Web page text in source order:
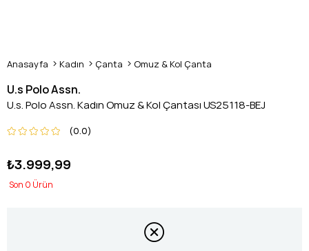
Anasayfa Kadın Çanta Omuz & Kol Çanta
U.s Polo Assn.
U.s. Polo Assn. Kadın Omuz & Kol Çantası US25118-BEJ
0.0
₺3.999,99
0